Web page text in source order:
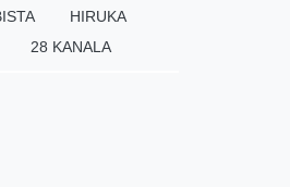
HIRUKA
28 KANALA